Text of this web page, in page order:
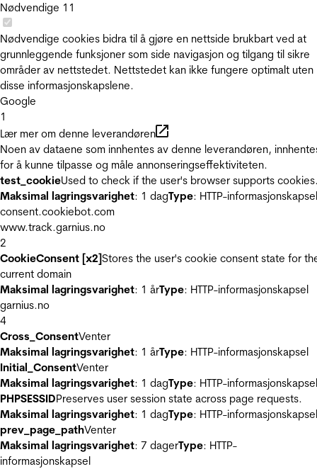
Nødvendige 11
Nødvendige cookies bidra til å gjøre en nettside brukbart ved at
grunnleggende funksjoner som side navigasjon og tilgang til sikre
områder av nettstedet. Nettstedet kan ikke fungere optimalt uten
disse informasjonskapslene.
Google
1
Lær mer om denne leverandøren
Noen av dataene som innhentes av denne leverandøren,
for å kunne tilpasse og måle annonseringseffektiviteten.
test_cookieUsed to check if the user's browser supports
Maksimal lagringsvarighet: 1 dagType: HTTP-informasjonskapsel
consent.cookiebot.com
www.track.garnius.no
2
CookieConsent [x2]Stores the user's cookie consent state for
current domain
Maksimal lagringsvarighet: 1 årType: HTTP-informasjonskapsel
garnius.no
4
Cross_ConsentVenter
Maksimal lagringsvarighet: 1 årType: HTTP-informasjonskapsel
Initial_ConsentVenter
Maksimal lagringsvarighet: 1 dagType: HTTP-informasjonskapsel
PHPSESSIDPreserves user session state across page requests.
Maksimal lagringsvarighet: 1 dagType: HTTP-informasjonskapsel
prev_page_pathVenter
Maksimal lagringsvarighet: 7 dagerType: HTTP-
informasjonskapsel